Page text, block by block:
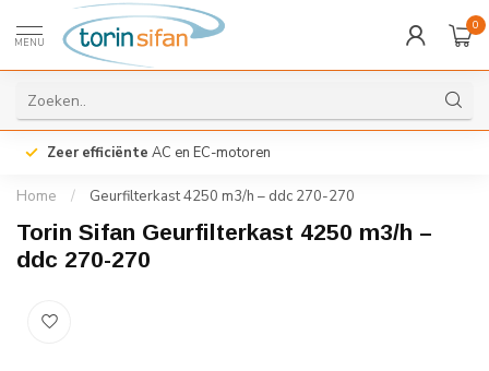
MENU
0
Zeer efficiënte AC en EC-motoren
Home / Geurfilterkast 4250 m3/h – ddc 270-270
Torin Sifan Geurfilterkast 4250 m3/h –
ddc 270-270